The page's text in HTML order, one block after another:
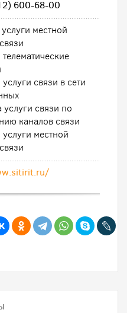
600-68-00
местной
связи в сети
связи по
каналов связи
местной